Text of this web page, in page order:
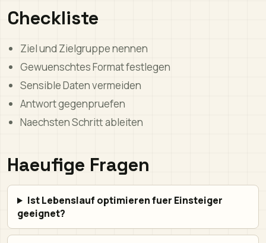
Checkliste
Ziel und Zielgruppe nennen
Gewuenschtes Format festlegen
Sensible Daten vermeiden
Antwort gegenpruefen
Naechsten Schritt ableiten
Haeufige Fragen
Ist Lebenslauf optimieren fuer Einsteiger
geeignet?